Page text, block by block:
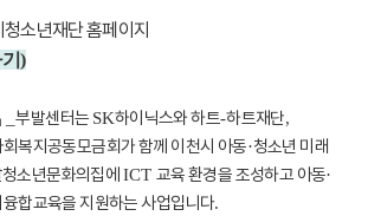
소년재단 홈페이지
)
_부발센터는 SK하이닉스와 하트-하트재단,
복지공동모금회가 함께 이천시 아동·청소년 미래
소년문화의집에ICT 교육 환경을 조성하고 아동·
합교육을 지원하는 사업입니다.